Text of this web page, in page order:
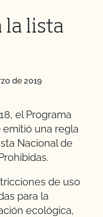
la lista
de 2019
el Programa
emitió una regla
Nacional de
de uso
para la
ecológica,